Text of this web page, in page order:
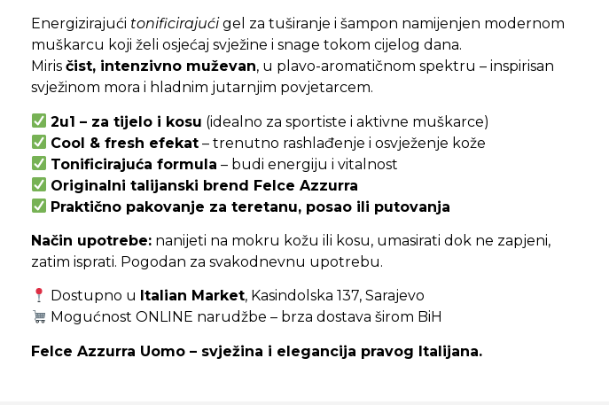
Energizirajući tonificirajućigel za tuširanje i šampon namijenjen modernom
muškarcu koji želi osjećaj svježine i snage tokom cijelog dana.
Miris čist, intenzivno muževan, u plavo-aromatičnom spektru – inspirisan
svježinom mora i hladnim jutarnjim povjetarcem.
2u1 – za tijelo i kosu (idealno za sportiste i aktivne muškarce)
Cool & fresh efekat – trenutno rashlađenje i osvježenje kože
Tonificirajuća formula – budi energiju i vitalnost
Originalni talijanski brend Felce Azzurra
Praktično pakovanje za teretanu, posao ili putovanja
Način upotrebe: nanijeti na mokru kožu ili kosu, umasirati dok ne zapjeni,
zatim isprati. Pogodan za svakodnevnu upotrebu.
Dostupno u Italian Market, Kasindolska 137, Sarajevo
Mogućnost ONLINE narudžbe – brza dostava širom BiH
Felce Azzurra Uomo – svježina i elegancija pravog Italijana.